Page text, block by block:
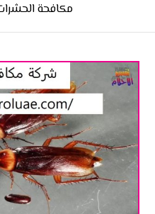
مكافحة الحشرات